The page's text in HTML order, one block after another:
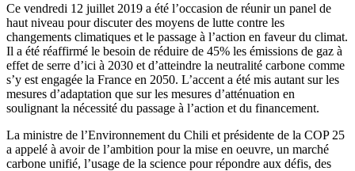
Ce vendredi 12 juillet 2019 a été l’occasion de réunir un panel de
haut niveau pour discuter des moyens de lutte contre les
changements climatiques et le passage à l’action en faveur du climat.
Il a été réaffirmé le besoin de réduire de 45% les émissions de gaz à
effet de serre d’ici à 2030 et d’atteindre la neutralité carbone comme
s’y est engagée la France en 2050. L’accent a été mis autant sur les
mesures d’adaptation que sur les mesures d’atténuation en
soulignant la nécessité du passage à l’action et du financement.
La ministre de l’Environnement du Chili et présidente de la COP 25
a appelé à avoir de l’ambition pour la mise en oeuvre, un marché
carbone unifié, l’usage de la science pour répondre aux défis, des